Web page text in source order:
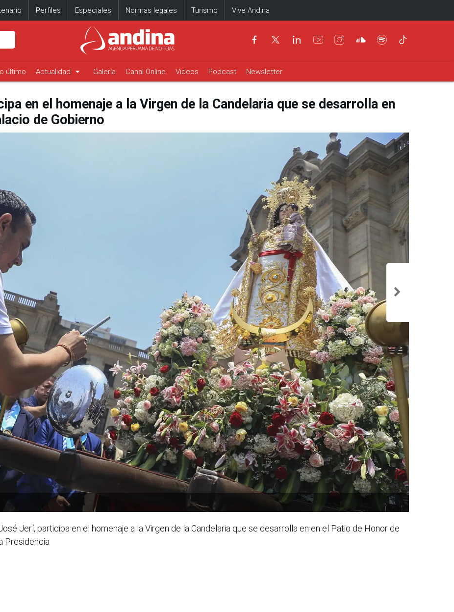
Perfiles Especiales Normas legales Turismo Vive Andina
último Actualidad arrow_drop_down Galería Canal Online Videos Podcast Newsletter
en el homenaje a la Virgen de la Candelaria que se desarrolla en
de Gobierno
Jerí, participa en el homenaje a la Virgen de la Candelaria que se desarrolla en en el Patio de Honor de
Presidencia